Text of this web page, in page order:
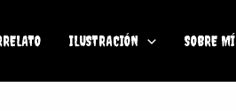
ILUSTRACIÓN SOBRE MÍ